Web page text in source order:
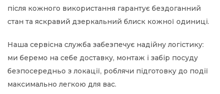
після кожного використання гарантує бездоганний
стан та яскравий дзеркальний блиск кожної одиниці.
Наша сервісна служба забезпечує надійну логістику:
ми беремо на себе доставку, монтаж і забір посуду
безпосередньо з локації, роблячи підготовку до події
максимально легкою для вас.